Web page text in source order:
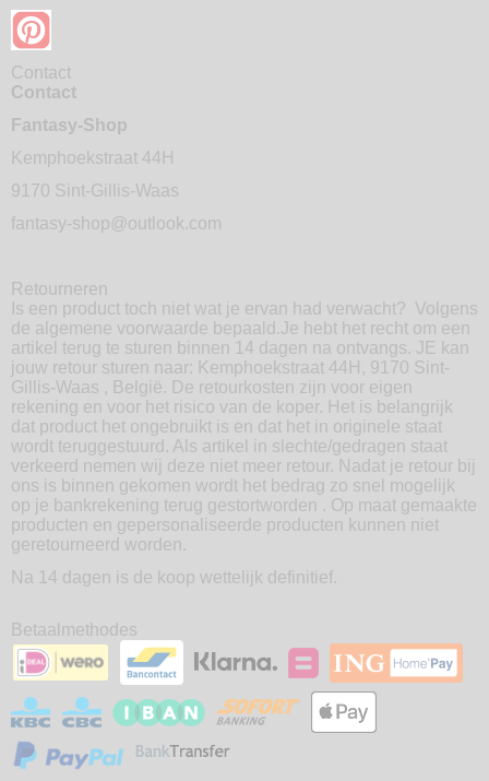
Contact
Contact
Fantasy-Shop
Kemphoekstraat 44H
9170 Sint-Gillis-Waas
fantasy-shop@outlook.com
Retourneren
Is een product toch niet wat je ervan had verwacht? Volgens
de algemene voorwaarde bepaald.Je hebt het recht om een
artikel terug te sturen binnen 14 dagen na ontvangs. JE kan
jouw retour sturen naar: Kemphoekstraat 44H, 9170 Sint-
Gillis-Waas , België. De retourkosten zijn voor eigen
rekening en voor het risico van de koper. Het is belangrijk
dat product het ongebruikt is en dat het in originele staat
wordt teruggestuurd. Als artikel in slechte/gedragen staat
verkeerd nemen wij deze niet meer retour. Nadat je retour bij
ons is binnen gekomen wordt het bedrag zo snel mogelijk
op je bankrekening terug gestortworden . Op maat gemaakte
producten en gepersonaliseerde producten kunnen niet
geretourneerd worden.
Na 14 dagen is de koop wettelijk definitief.
Betaalmethodes